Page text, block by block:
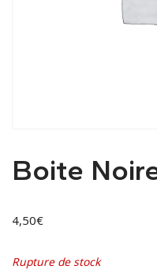
Boite
4,50€
Rupture de stock